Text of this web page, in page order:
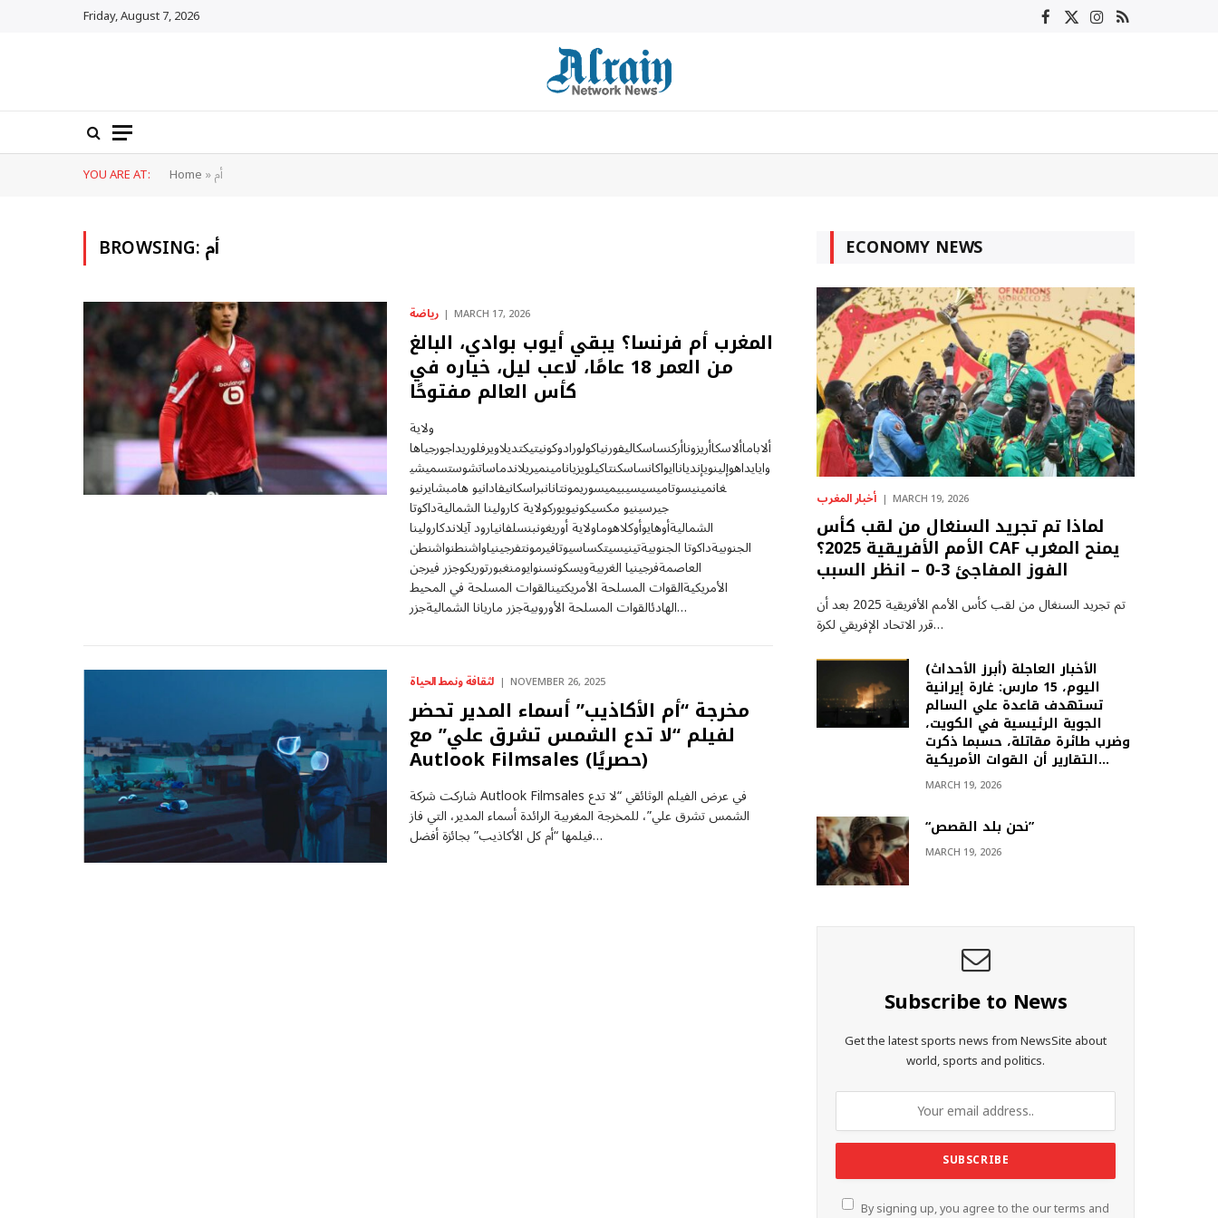
Friday, August 7, 2026 Facebook
X Instagram
RSS
YOU ARE AT: Home»أم
BROWSING:أم
رياضة MARCH 17, 2026
المغرب أم فرنسا؟ يبقي أيوب بوادي، البالغ
من العمر 18 عامًا، لاعب ليل، خياره في
كأس العالم مفتوحًا
ولاية
ألاباماألاسكاأريزوناأركنساسكاليفورنياكولورادوكونيتيكتديلاويرفلوريداجورجياها
وايايداهوإلينويإندياناايواكانساسكنتاكيلويزيانامينميريلاندماساتشوستسميشي
غانمينيسوتاميسيسيبيميسوريمونتانانبراسكانيفادانيو هامبشايرنيو
جيرسينيو مكسيكونيويوركولاية كارولينا الشماليةداكوتا
الشماليةأوهايوأوكلاهوماولاية أوريغونبنسلفانيارود آيلاندكارولينا
الجنوبيةداكوتا الجنوبيةتينيسيتكساسيوتافيرمونتفرجينياواشنطنواشنطن
العاصمةفرجينيا الغربيةويسكونسنوايومنغبورتوريكوجزر فيرجن
الأمريكيةالقوات المسلحة الأمريكتينالقوات المسلحة في المحيط
الهادئالقوات المسلحة الأوروبيةجزر ماريانا الشماليةجزر…
لثقافة ونمط الحياة NOVEMBER 26, 2025
مخرجة “أم الأكاذيب” أسماء المدير تحضر
لفيلم “لا تدع الشمس تشرق علي” مع
Autlook Filmsales (حصريًا)
شاركت شركة Autlook Filmsales في عرض الفيلم الوثائقي “لا تدع
الشمس تشرق علي”، للمخرجة المغربية الرائدة أسماء المدير، التي فاز
فيلمها “أم كل الأكاذيب” بجائزة أفضل…
ECONOMY NEWS
أخبار المغرب MARCH 19, 2026
لماذا تم تجريد السنغال من لقب كأس
الأمم الأفريقية 2025؟ CAF يمنح المغرب
الفوز المفاجئ 3-0 – انظر السبب
تم تجريد السنغال من لقب كأس الأمم الأفريقية 2025 بعد أن
قرر الاتحاد الإفريقي لكرة…
(أبرز الأحداث) الأخبار العاجلة
اليوم، 15 مارس: غارة إيرانية
تستهدف قاعدة علي السالم
الجوية الرئيسية في الكويت،
وضرب طائرة مقاتلة، حسبما ذكرت
التقارير أن القوات الأمريكية…
MARCH 19, 2026
“نحن بلد القصص”
MARCH 19, 2026
Subscribe to News
Get the latest sports news from NewsSite about
world, sports and politics.
By signing up, you agree to the our terms and